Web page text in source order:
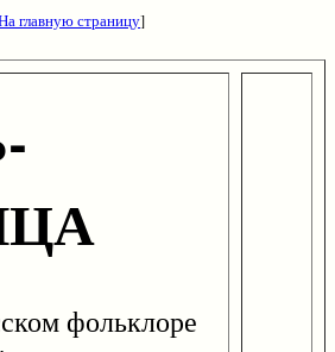
главную страницу]
фольклоре